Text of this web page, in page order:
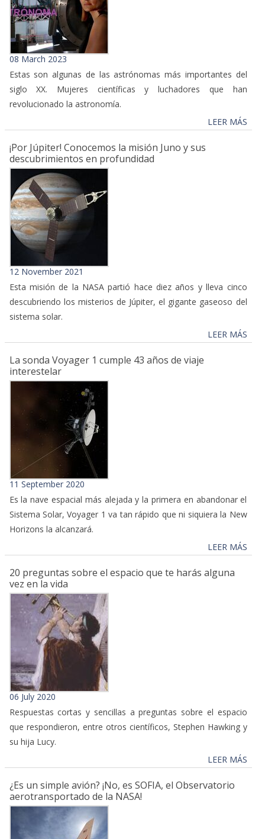
08 March 2023
Estas son algunas de las astrónomas más importantes del
siglo XX. Mujeres científicas y luchadores que han
revolucionado la astronomía.
LEER MÁS
¡Por Júpiter! Conocemos la misión Juno y sus
descubrimientos en profundidad
12 November 2021
Esta misión de la NASA partió hace diez años y lleva cinco
descubriendo los misterios de Júpiter, el gigante gaseoso del
sistema solar.
LEER MÁS
La sonda Voyager 1 cumple 43 años de viaje
interestelar
11 September 2020
Es la nave espacial más alejada y la primera en abandonar el
Sistema Solar, Voyager 1 va tan rápido que ni siquiera la New
Horizons la alcanzará.
LEER MÁS
20 preguntas sobre el espacio que te harás alguna
vez en la vida
06 July 2020
Respuestas cortas y sencillas a preguntas sobre el espacio
que respondieron, entre otros científicos, Stephen Hawking y
su hija Lucy.
LEER MÁS
¿Es un simple avión? ¡No, es SOFIA, el Observatorio
aerotransportado de la NASA!